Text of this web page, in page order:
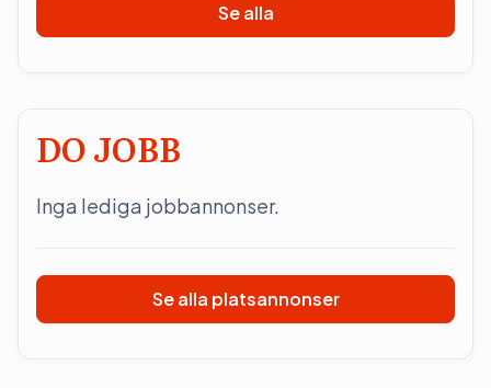
Se alla
DO JOBB
Inga lediga jobbannonser.
Se alla platsannonser